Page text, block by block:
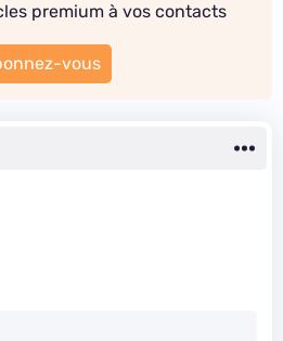
premium à vos contacts
vous